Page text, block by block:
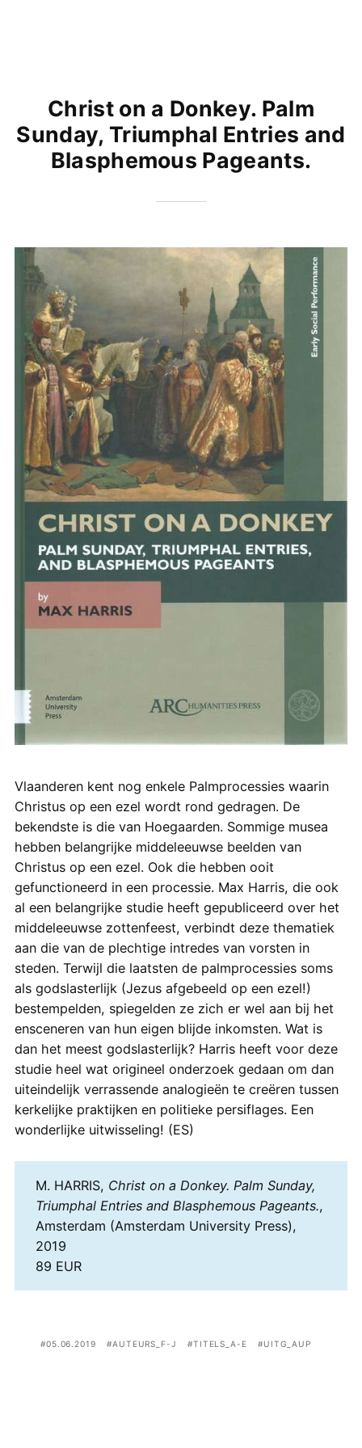
Christ on a Donkey. Palm
Sunday, Triumphal Entries and
Blasphemous Pageants.
Vlaanderen kent nog enkele Palmprocessies waarin
Christus op een ezel wordt rond gedragen. De
bekendste is die van Hoegaarden. Sommige musea
hebben belangrijke middeleeuwse beelden van
Christus op een ezel. Ook die hebben ooit
gefunctioneerd in een processie. Max Harris, die ook
al een belangrijke studie heeft gepubliceerd over het
middeleeuwse zottenfeest, verbindt deze thematiek
aan die van de plechtige intredes van vorsten in
steden. Terwijl die laatsten de palmprocessies soms
als godslasterlijk (Jezus afgebeeld op een ezel!)
bestempelden, spiegelden ze zich er wel aan bij het
ensceneren van hun eigen blijde inkomsten. Wat is
dan het meest godslasterlijk? Harris heeft voor deze
studie heel wat origineel onderzoek gedaan om dan
uiteindelijk verrassende analogieën te creëren tussen
kerkelijke praktijken en politieke persiflages. Een
wonderlijke uitwisseling! (ES)
M. HARRIS, Christ on a Donkey. Palm Sunday,
Triumphal Entries and Blasphemous Pageants.,
Amsterdam (Amsterdam University Press),
2019
89 EUR
05.06.2019 AUTEURS_F-J TITELS_A-E UITG_AUP